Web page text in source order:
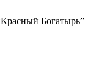
Богатырь”